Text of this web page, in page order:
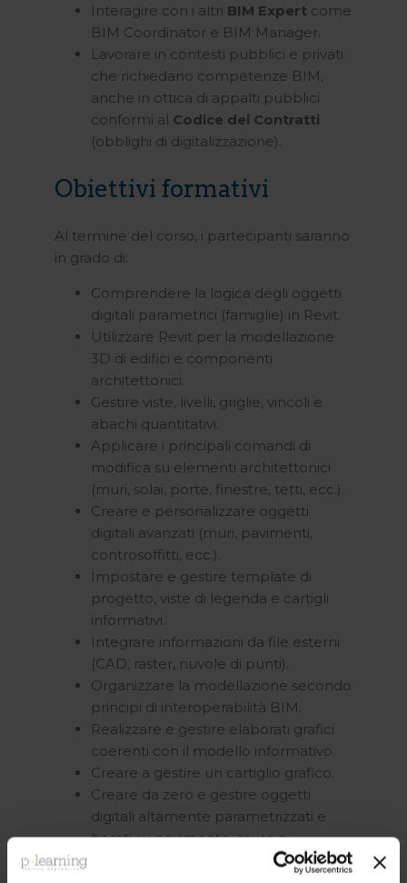
Interagire con i altri BIM Expert come
BIM Coordinator e BIM Manager.
Lavorare in contesti pubblici e privati
che richiedano competenze BIM,
anche in ottica di appalti pubblici
conformi al Codice dei Contratti
(obblighi di digitalizzazione).
Obiettivi formativi
Al termine del corso, i partecipanti saranno
in grado di:
Comprendere la logica degli oggetti
digitali parametrici (famiglie) in Revit.
Utilizzare Revit per la modellazione
3D di edifici e componenti
architettonici.
Gestire viste, livelli, griglie, vincoli e
abachi quantitativi.
Applicare i principali comandi di
modifica su elementi architettonici
(muri, solai, porte, finestre, tetti, ecc.).
Creare e personalizzare oggetti
digitali avanzati (muri, pavimenti,
controsoffitti, ecc.).
Impostare e gestire template di
progetto, viste di legenda e cartigli
informativi.
Integrare informazioni da file esterni
(CAD, raster, nuvole di punti).
Organizzare la modellazione secondo
principi di interoperabilità BIM.
Realizzare e gestire elaborati grafici
coerenti con il modello informativo.
Creare a gestire un cartiglio grafico.
Creare da zero e gestire oggetti
digitali altamente parametrizzati e
basati su pavimento, muro e